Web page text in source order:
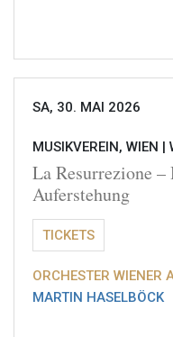
SA, 30. MAI 2026
MUSIKVEREIN, WIEN |
La Resurrezione
Auferstehung
TICKETS
ORCHESTER WIENER
MARTIN HASELBÖCK